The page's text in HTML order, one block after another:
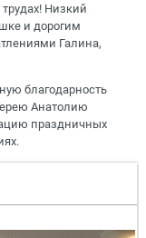
Низкий
и дорогим
Галина,
благодарность
Анатолию
праздничных